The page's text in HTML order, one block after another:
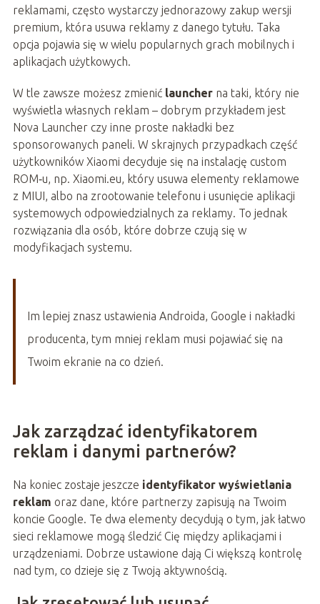
reklamami, często wystarczy jednorazowy zakup wersji
premium, która usuwa reklamy z danego tytułu. Taka
opcja pojawia się w wielu popularnych grach mobilnych i
aplikacjach użytkowych.
W tle zawsze możesz zmienić launcherna taki, który nie
wyświetla własnych reklam – dobrym przykładem jest
Nova Launcher czy inne proste nakładki bez
sponsorowanych paneli. W skrajnych przypadkach część
użytkowników Xiaomi decyduje się na instalację custom
ROM‑u, np. Xiaomi.eu, który usuwa elementy reklamowe
z MIUI, albo na zrootowanie telefonu i usunięcie aplikacji
systemowych odpowiedzialnych za reklamy. To jednak
rozwiązania dla osób, które dobrze czują się w
modyfikacjach systemu.
Im lepiej znasz ustawienia Androida, Google i nakładki
producenta, tym mniej reklam musi pojawiać się na
Twoim ekranie na co dzień.
Jak zarządzać identyfikatorem
reklam i danymi partnerów?
Na koniec zostaje jeszcze identyfikator wyświetlania
reklam oraz dane, które partnerzy zapisują na Twoim
koncie Google. Te dwa elementy decydują o tym, jak łatwo
sieci reklamowe mogą śledzić Cię między aplikacjami i
urządzeniami. Dobrze ustawione dają Ci większą kontrolę
nad tym, co dzieje się z Twoją aktywnością.